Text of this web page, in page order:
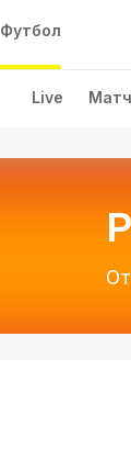
Футбол
Live